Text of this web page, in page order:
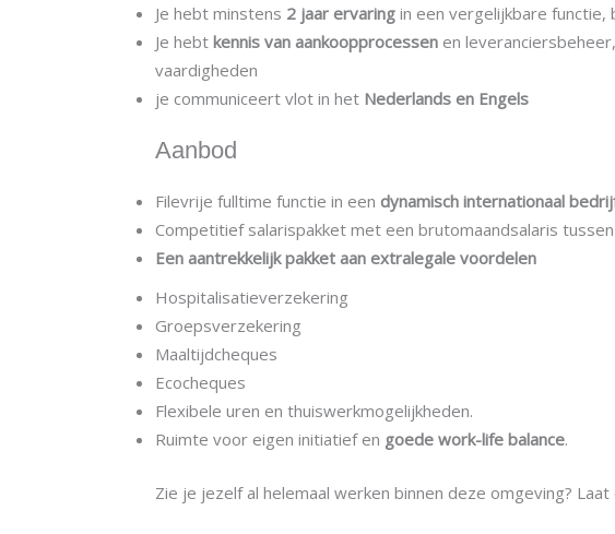
Je hebt minstens 2 jaar ervaring in een vergelijkbare functie,
Je hebt kennis van aankoopprocessen en
vaardigheden
je communiceert vlot in het Nederlands en Engels
Aanbod
Filevrije fulltime functie in een dynamisch internationaal
Competitief salarispakket met een brutomaandsalaris tussen
Een aantrekkelijk pakket aan extralegale voordelen
Hospitalisatieverzekering
Groepsverzekering
Maaltijdcheques
Ecocheques
Flexibele uren en thuiswerkmogelijkheden.
Ruimte voor eigen initiatief en goede work-life balance.
Zie je jezelf al helemaal werken binnen deze omgeving?